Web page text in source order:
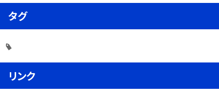
タグ
リンク